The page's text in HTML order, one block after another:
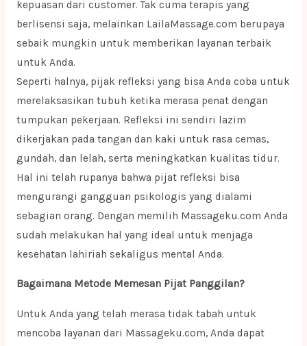
kepuasan dari customer. Tak cuma terapis yang
berlisensi saja, melainkan LailaMassage.com berupaya
sebaik mungkin untuk memberikan layanan terbaik
untuk Anda.
Seperti halnya, pijak refleksi yang bisa Anda coba untuk
merelaksasikan tubuh ketika merasa penat dengan
tumpukan pekerjaan. Refleksi ini sendiri lazim
dikerjakan pada tangan dan kaki untuk rasa cemas,
gundah, dan lelah, serta meningkatkan kualitas tidur.
Hal ini telah rupanya bahwa pijat refleksi bisa
mengurangi gangguan psikologis yang dialami
sebagian orang. Dengan memilih Massageku.com Anda
sudah melakukan hal yang ideal untuk menjaga
kesehatan lahiriah sekaligus mental Anda.
Bagaimana Metode Memesan Pijat Panggilan?
Untuk Anda yang telah merasa tidak tabah untuk
mencoba layanan dari Massageku.com, Anda dapat